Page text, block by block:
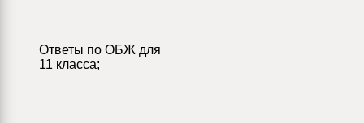
Ответы по ОБЖ для
11 класса;